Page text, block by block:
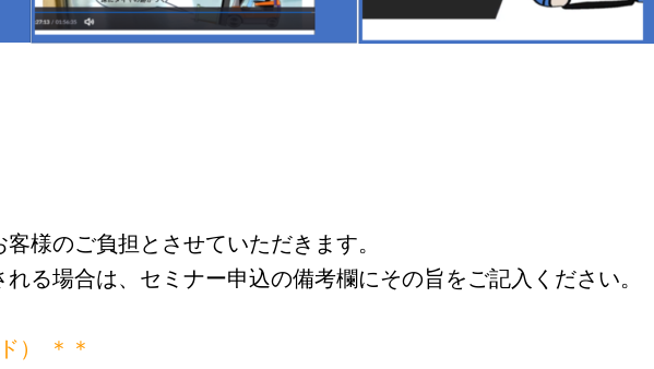
様のご負担とさせていただきます。
る場合は、セミナー申込の備考欄にその旨をご記入ください。
） ＊＊